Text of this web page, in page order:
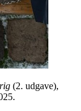
(2. udgave),